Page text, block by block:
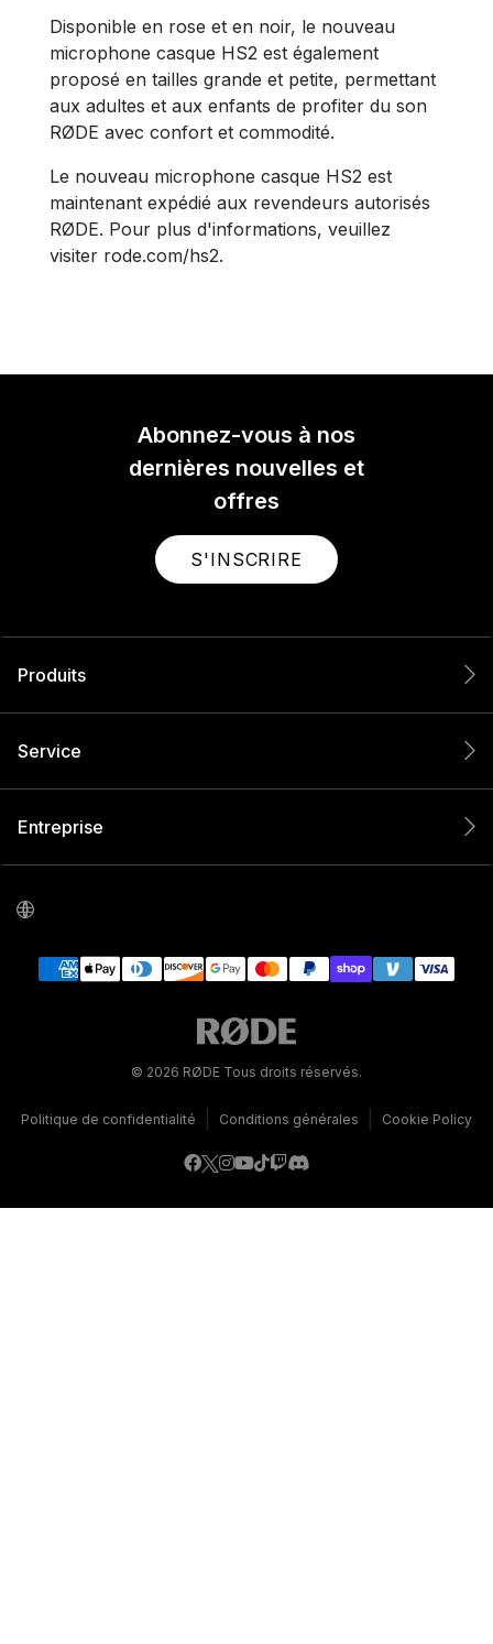
Disponible en rose et en noir, le nouveau
microphone casque HS2 est également
proposé en tailles grande et petite, permettant
aux adultes et aux enfants de profiter du son
RØDE avec confort et commodité.
Le nouveau microphone casque HS2 est
maintenant expédié aux revendeurs autorisés
RØDE. Pour plus d'informations, veuillez
visiter rode.com/hs2.
Abonnez-vous à nos
dernières nouvelles et
offres
S'INSCRIRE
Produits
Service
Entreprise
© 2026 RØDE Tous droits réservés.
Politique de confidentialité Conditions générales Cookie Policy